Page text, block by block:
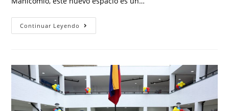
Continuar Leyendo